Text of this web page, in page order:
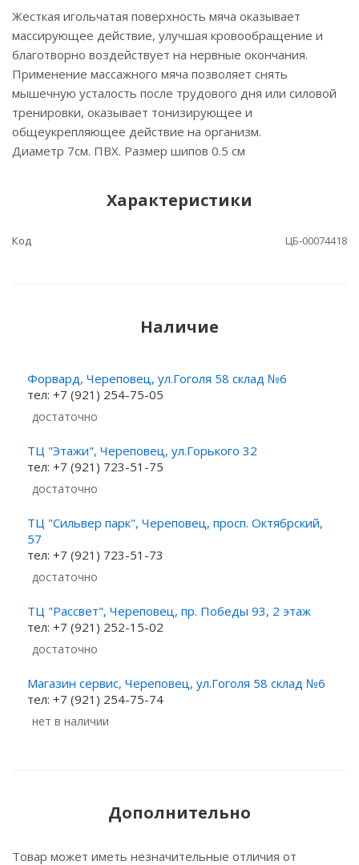
Жесткая игольчатая поверхность мяча оказывает
массирующее действие, улучшая кровообращение и
благотворно воздействует на нервные окончания.
Применение массажного мяча позволяет снять
мышечную усталость после трудового дня или силовой
тренировки, оказывает тонизирующее и
общеукрепляющее действие на организм.
Диаметр 7см. ПВХ. Размер шипов 0.5 см
Характеристики
Код ЦБ-00074418
Наличие
Форвард, Череповец, ул.Гоголя 58 склад №6
тел: +7 (921) 254-75-05
Достаточно
ТЦ "Этажи", Череповец, ул.Горького 32
тел: +7 (921) 723-51-75
Достаточно
ТЦ "Сильвер парк", Череповец, просп. Октябрский,
57
тел: +7 (921) 723-51-73
Достаточно
ТЦ "Рассвет", Череповец, пр. Победы 93, 2 этаж
тел: +7 (921) 252-15-02
Достаточно
Магазин сервис, Череповец, ул.Гоголя 58 склад №6
тел: +7 (921) 254-75-74
Нет в наличии
Дополнительно
Товар может иметь незначительные отличия от